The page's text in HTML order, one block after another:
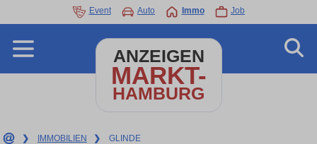
Event Auto Immo Job
ANZEIGEN
MARKT-
HAMBURG
❯ IMMOBILIEN ❯ GLINDE